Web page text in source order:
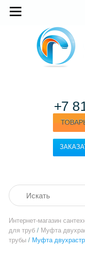
+7
Интернет-магазин
для труб / Муфта
трубы / Муфта